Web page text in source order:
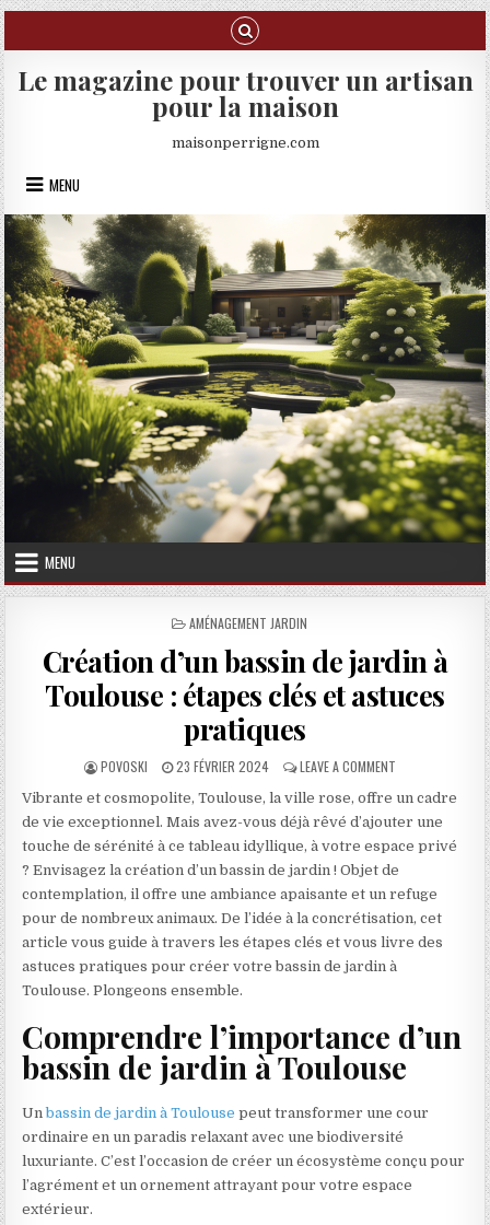
Skip to content
Le magazine pour trouver un artisan
pour la maison
maisonperrigne.com
MENU
MENU
POSTED IN
AMÉNAGEMENT JARDIN
Création d’un bassin de jardin à
Toulouse : étapes clés et astuces
pratiques
AUTHOR:
POVOSKI PUBLISHED DATE:
23 FÉVRIER 2024 LEAVE A COMMENTON CRÉATION
Vibrante et cosmopolite, Toulouse, la ville rose, offre un cadre
de vie exceptionnel. Mais avez-vous déjà rêvé d’ajouter une
touche de sérénité à ce tableau idyllique, à votre espace privé
? Envisagez la création d’un bassin de jardin ! Objet de
contemplation, il offre une ambiance apaisante et un refuge
pour de nombreux animaux. De l’idée à la concrétisation, cet
article vous guide à travers les étapes clés et vous livre des
astuces pratiques pour créer votre bassin de jardin à
Toulouse. Plongeons ensemble.
Comprendre l’importance d’un
bassin de jardin à Toulouse
Unbassin de jardin à Toulouse peut transformer une cour
ordinaire en un paradis relaxant avec une biodiversité
luxuriante. C’est l’occasion de créer un écosystème conçu pour
l’agrément et un ornement attrayant pour votre espace
extérieur.